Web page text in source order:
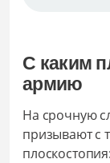
С каким
армию
На срочную
призывают с
плоскостопия: